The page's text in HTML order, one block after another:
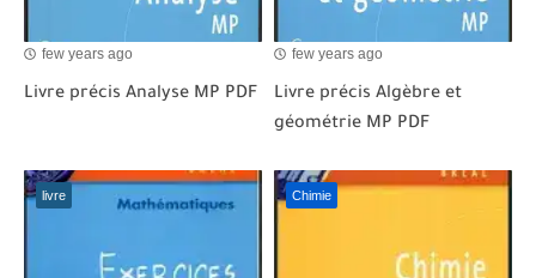
few years ago
Livre précis Analyse MP PDF
few years ago
Livre précis Algèbre et
géométrie MP PDF
livre Chimie